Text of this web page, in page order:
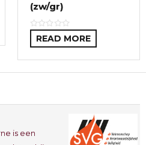
(zw/gr)
READ MORE
is een